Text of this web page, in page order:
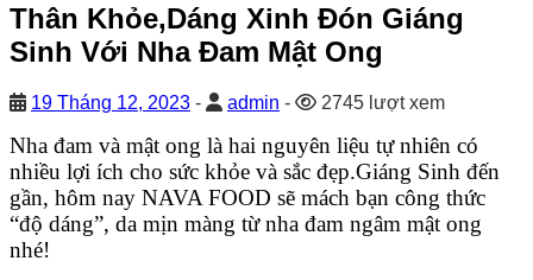
Thân Khỏe,Dáng Xinh Đón Giáng
Sinh Với Nha Đam Mật Ong
19 Tháng 12, 2023 - admin - 2745 lượt xem
Nha đam và mật ong là hai nguyên liệu tự nhiên có
nhiều lợi ích cho sức khỏe và sắc đẹp.Giáng Sinh đến
gần, hôm nay NAVA FOOD sẽ mách bạn công thức
“độ dáng”, da mịn màng từ nha đam ngâm mật ong
nhé!